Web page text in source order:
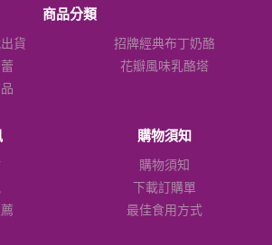
商品分類
貨
招牌經典布丁奶酪
花瓣風味乳酪塔
購物須知
購物須知
下載訂購單
最佳食用方式